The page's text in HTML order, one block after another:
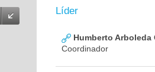
Líder
Humberto Arboleda
Coordinador